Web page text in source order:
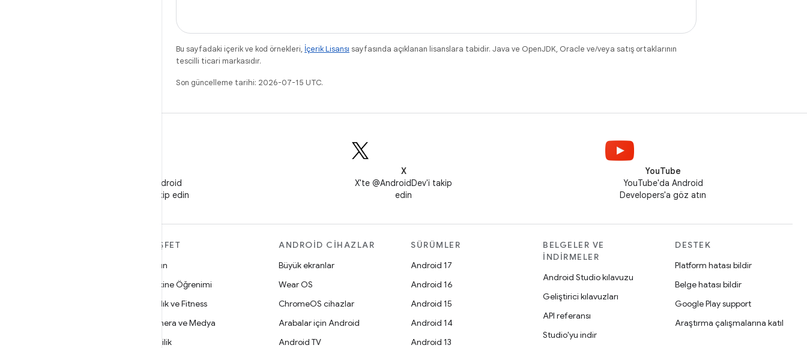
Bu sayfadaki içerik ve kod örnekleri, İçerik Lisansı sayfasında açıklanan lisanslara tabidir. Java ve OpenJDK, Oracle ve/veya satış ortaklarının
tescilli ticari markasıdır.
Son güncelleme tarihi: 2026-07-15 UTC.
WeChat'te Android
Developers'ı takip edin
X
X'te @AndroidDev'i takip
edin
YouTube
YouTube'da Android
Developers'a göz atın
KEŞFET
Oyun
Makine Öğrenimi
Sağlık ve Fitness
Kamera ve Medya
Gizlilik
ANDROID CIHAZLAR
Büyük ekranlar
Wear OS
ChromeOS cihazlar
Arabalar için Android
Android TV
SÜRÜMLER
Android 17
Android 16
Android 15
Android 14
Android 13
BELGELER VE
İNDIRMELER
Android Studio kılavuzu
Geliştirici kılavuzları
API referansı
Studio'yu indir
DESTEK
Platform hatası bildir
Belge hatası bildir
Google Play support
Araştırma çalışmalarına katıl